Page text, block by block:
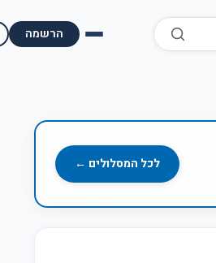
הרשמה
מאמרים ומדריכים
תשואות היסטוריות
לכל המסלולים ←